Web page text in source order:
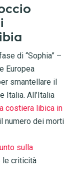
di “Sophia” –
Europea
smantellare il
Italia. All’Italia
costiera libica in
numero dei morti
sulla
le criticità